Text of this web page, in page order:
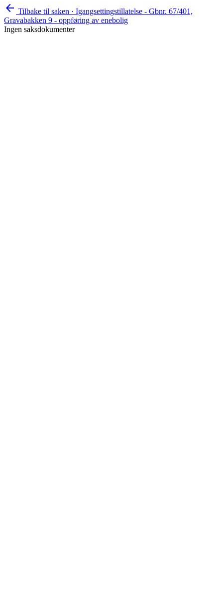
arrow_back Tilbake til saken · Igangsettingstillatelse - Gbnr. 67/401,
Gravabakken 9 - oppføring av enebolig
Ingen saksdokumenter